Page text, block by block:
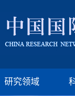
研究领域
版权所有：山东
邮编:250100 电话